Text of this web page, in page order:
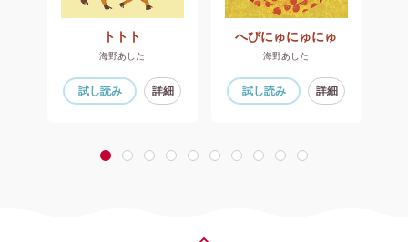
トトト
海野あした
試し読み 詳細
へびにゅにゅにゅ
海野あした
試し読み 詳細
1 2 3 4 5 6 7 8 9 10